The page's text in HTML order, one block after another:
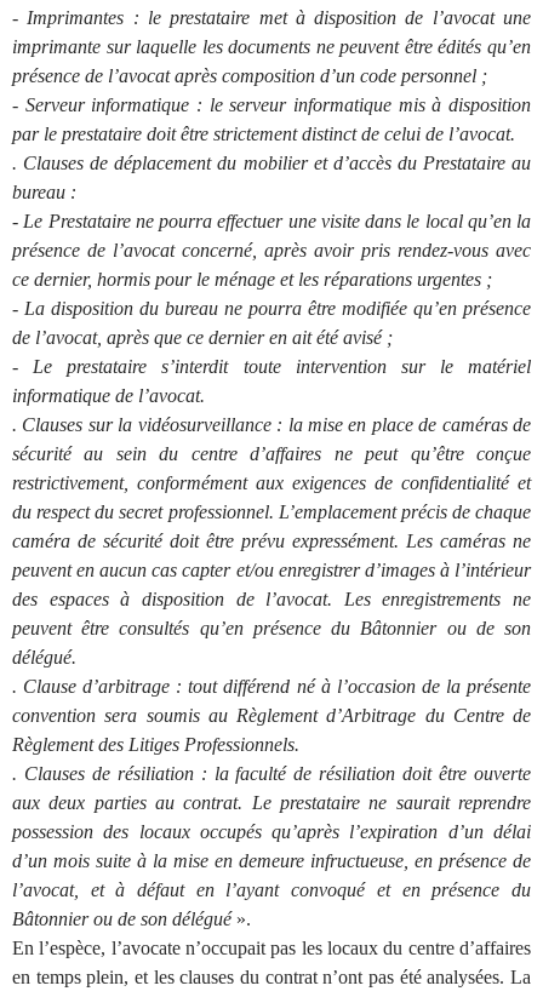
- Imprimantes : le prestataire met à disposition de l’avocat une
imprimante sur laquelle les documents ne peuvent être édités qu’en
présence de l’avocat après composition d’un code personnel ;
- Serveur informatique : le serveur informatique mis à disposition
par le prestataire doit être strictement distinct de celui de l’avocat.
. Clauses de déplacement du mobilier et d’accès du Prestataire au
bureau :
- Le Prestataire ne pourra effectuer une visite dans le local qu’en la
présence de l’avocat concerné, après avoir pris rendez-vous avec
ce dernier, hormis pour le ménage et les réparations urgentes ;
- La disposition du bureau ne pourra être modifiée qu’en présence
de l’avocat, après que ce dernier en ait été avisé ;
- Le prestataire s’interdit toute intervention sur le matériel
informatique de l’avocat.
. Clauses sur la vidéosurveillance : la mise en place de caméras de
sécurité au sein du centre d’affaires ne peut qu’être conçue
restrictivement, conformément aux exigences de confidentialité et
du respect du secret professionnel. L’emplacement précis de chaque
caméra de sécurité doit être prévu expressément. Les caméras ne
peuvent en aucun cas capter et/ou enregistrer d’images à l’intérieur
des espaces à disposition de l’avocat. Les enregistrements ne
peuvent être consultés qu’en présence du Bâtonnier ou de son
délégué.
. Clause d’arbitrage : tout différend né à l’occasion de la présente
convention sera soumis au Règlement d’Arbitrage du Centre de
Règlement des Litiges Professionnels.
. Clauses de résiliation : la faculté de résiliation doit être ouverte
aux deux parties au contrat. Le prestataire ne saurait reprendre
possession des locaux occupés qu’après l’expiration d’un délai
d’un mois suite à la mise en demeure infructueuse, en présence de
l’avocat, et à défaut en l’ayant convoqué et en présence du
Bâtonnier ou de son délégué».
En l’espèce, l’avocate n’occupait pas les locaux du centre d’affaires
en temps plein, et les clauses du contrat n’ont pas été analysées. La